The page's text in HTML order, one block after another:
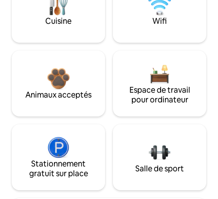
Cuisine Wifi
Animaux acceptés
Espace de travail
pour ordinateur
Stationnement
gratuit sur place
Salle de sport